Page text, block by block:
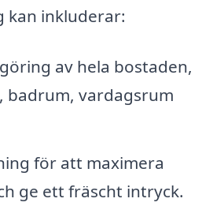
kan inkluderar:
av hela bostaden,
badrum, vardagsrum
för att maximera
ge ett fräscht intryck.